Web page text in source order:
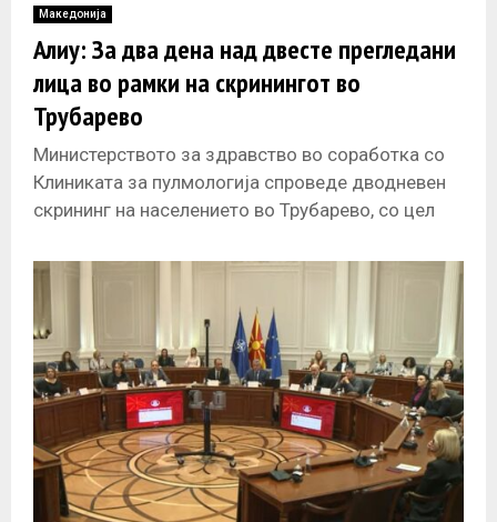
Македонија
Алиу: За два дена над двесте прегледани
лица во рамки на скринингот во
Трубарево
Министерството за здравство во соработка со
Клиниката за пулмологија спроведе дводневен
скрининг на населението во Трубарево, со цел
на дишните